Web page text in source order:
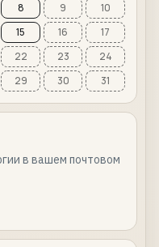
8 9
10
15 16
17
22 23
24
29 30 31
в вашем почтовом